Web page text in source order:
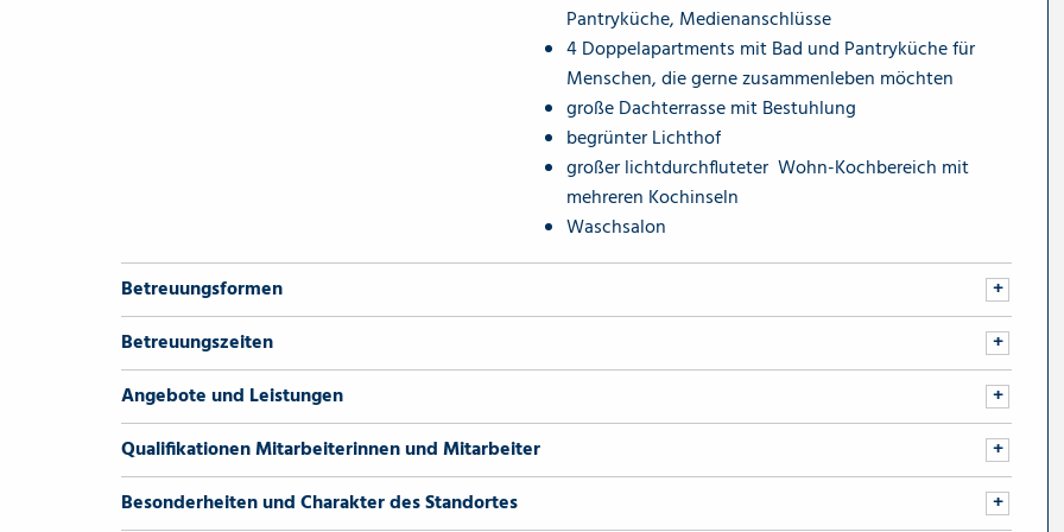
Pantryküche, Medienanschlüsse
4 Doppelapartments mit Bad und Pantryküche für
Menschen, die gerne zusammenleben möchten
große Dachterrasse mit Bestuhlung
begrünter Lichthof
großer lichtdurchfluteter Wohn-Kochbereich mit
mehreren Kochinseln
Waschsalon
Betreuungsformen
Betreuungszeiten
Angebote und Leistungen
Qualifikationen Mitarbeiterinnen und Mitarbeiter
Besonderheiten und Charakter des Standortes